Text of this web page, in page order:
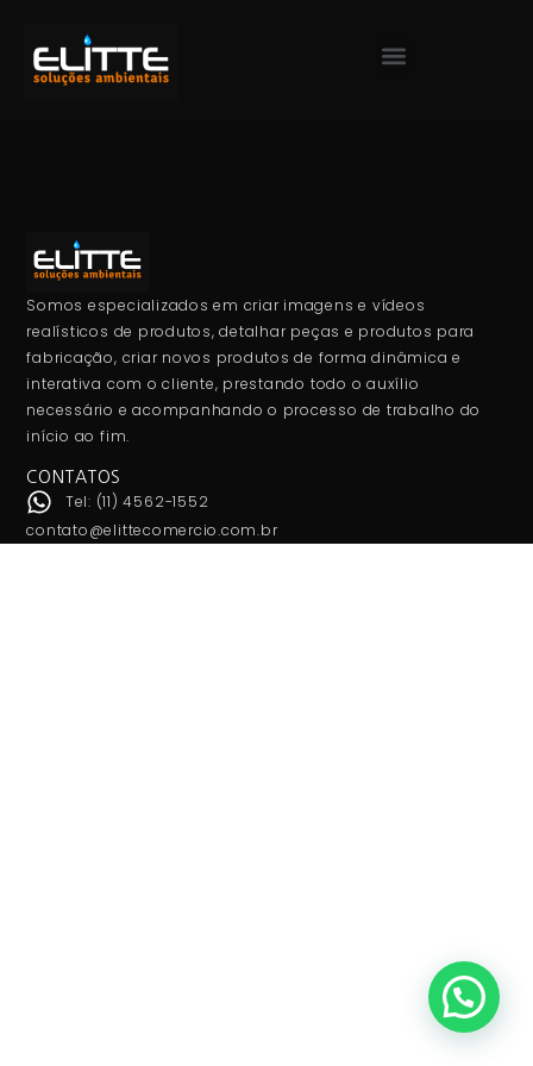
Somos especializados em criar imagens e vídeos
realísticos de produtos, detalhar peças e produtos para
fabricação, criar novos produtos de forma dinâmica e
interativa com o cliente, prestando todo o auxílio
necessário e acompanhando o processo de trabalho do
início ao fim.
CONTATOS
Tel: (11) 4562-1552
contato@elittecomercio.com.br